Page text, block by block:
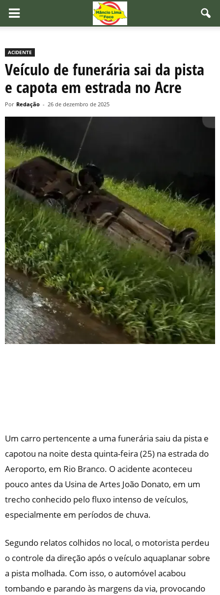
ACIDENTE
Veículo de funerária sai da pista
e capota em estrada no Acre
Por Redação - 26 de dezembro de 2025
Um carro pertencente a uma funerária saiu da pista e
capotou na noite desta quinta-feira (25) na estrada do
Aeroporto, em Rio Branco. O acidente aconteceu
pouco antes da Usina de Artes João Donato, em um
trecho conhecido pelo fluxo intenso de veículos,
especialmente em períodos de chuva.
Segundo relatos colhidos no local, o motorista perdeu
o controle da direção após o veículo aquaplanar sobre
a pista molhada. Com isso, o automóvel acabou
tombando e parando às margens da via, provocando